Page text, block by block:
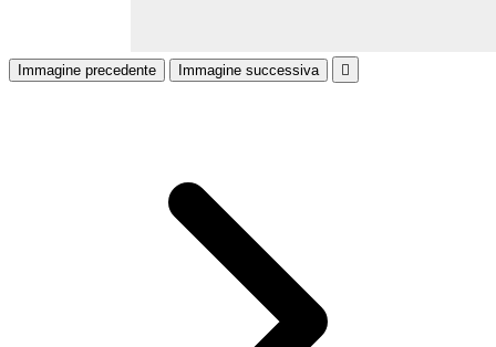
Immagine precedente Immagine successiva 